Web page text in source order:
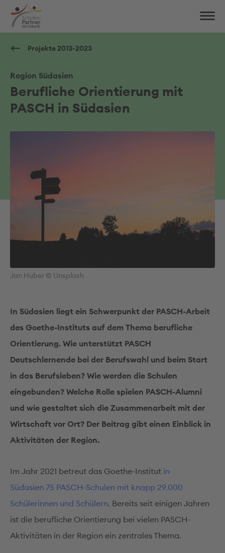
Projekte 2013-2023
Region Südasien
Berufliche Orientierung mit
PASCH in Südasien
Jan Huber © Unsplash
In Südasien liegt ein Schwerpunkt der PASCH-Arbeit
des Goethe-Instituts auf dem Thema berufliche
Orientierung. Wie unterstützt PASCH
Deutschlernende bei der Berufswahl und beim Start
in das Berufsleben? Wie werden die Schulen
eingebunden? Welche Rolle spielen PASCH-Alumni
und wie gestaltet sich die Zusammenarbeit mit der
Wirtschaft vor Ort? Der Beitrag gibt einen Einblick in
Aktivitäten der Region.
Im Jahr 2021 betreut das Goethe-Institut in
Südasien 75 PASCH-Schulen mit knapp 29.000
Schülerinnen und Schülern. Bereits seit einigen Jahren
ist die berufliche Orientierung bei vielen PASCH-
Aktivitäten in der Region ein zentrales Thema.